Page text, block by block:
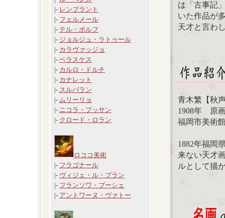
|- レンブラント
|- フェルメール
|- テル・ボルフ
|- ジョルジュ・ラトゥール
|- カラヴァッジョ
|- ベラスケス
|- カルロ・ドルチ
|- カナレット
|- スルバラン
|- ムリーリョ
|- ニコラ・プッサン
|- クロード・ロラン
ロココ美術
|- フラゴナール
|- ヴィジェ・ル・ブラン
|- フランソワ・ブーシェ
|- アントワーヌ・ヴァトー
は「古事記
いた作品が
天才と言わ
青木繁【秋
1908年 原
福岡市美術
1882年福岡
来ない天才
ルとして描